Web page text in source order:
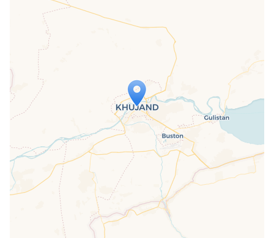
Travelers' Map wird geladen …
Wenn du dies siehst, nachdem deine
Seite vollständig geladen wurde,
fehlen leafletJS-Dateien.